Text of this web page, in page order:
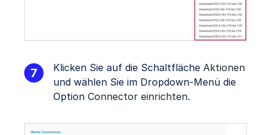
Klicken Sie auf die Schaltfläche Aktionen
und wählen Sie im Dropdown-Menü die
Option Connector einrichten.